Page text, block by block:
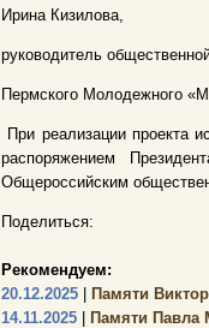
Ирина Кизилова,
руководитель
Пермского Молодежного
При реализации проекта
распоряжением
Общероссийским
Поделиться:
Рекомендуем:
20.12.2025
Памяти
14.11.2025
Памяти Павла